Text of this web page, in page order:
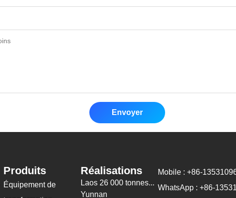
Envoyer
Produits
Équipement de
Réalisations
Laos 26 000 tonnes...
Yunnan
Mobile : +86-
WhatsApp : +86-